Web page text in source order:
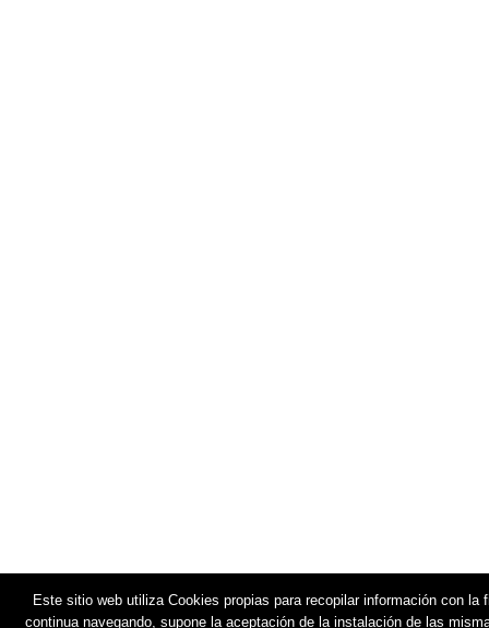
Este sitio web utiliza Cookies propias para recopilar información con
continua navegando, supone la aceptación de la instalación de las